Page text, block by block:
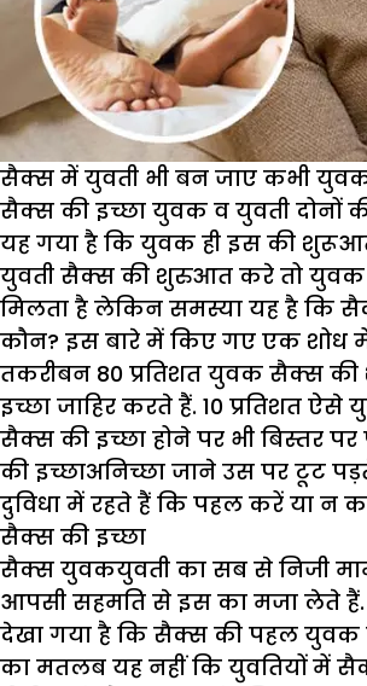
सैक्स में युवती भी बन जाए कभी
सैक्स की इच्छा युवक व युवती दोनों
यह गया है कि युवक ही इस की
युवती सैक्स की शुरुआत करे तो
मिलता है लेकिन समस्या यह है कि
कौन? इस बारे में किए गए एक शोध
तकरीबन 80 प्रतिशत युवक सैक्स
इच्छा जाहिर करते हैं. 10 प्रतिशत ऐसे
सैक्स की इच्छा होने पर भी बिस्तर
की इच्छाअनिच्छा जाने उस पर टूट
दुविधा में रहते हैं कि पहल करें या न
सैक्स की इच्छा
सैक्स युवकयुवती का सब से निजी
आपसी सहमति से इस का मजा लेते
देखा गया है कि सैक्स की पहल युवक
का मतलब यह नहीं कि युवतियों में